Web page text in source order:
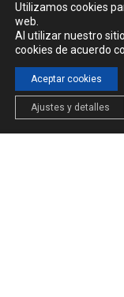
Utilizamos cookies
web.
Al utilizar nuestro
cookies de acuerdo
Aceptar cookies
Ajustes y detalles